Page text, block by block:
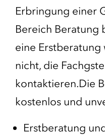
Erbringung einer
Bereich Beratung
eine Erstberatung
nicht, die
kontaktieren.Die
kostenlos und
Erstberatung